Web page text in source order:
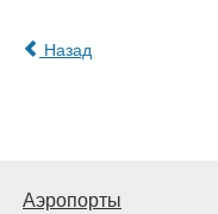
Назад
Аэропорты